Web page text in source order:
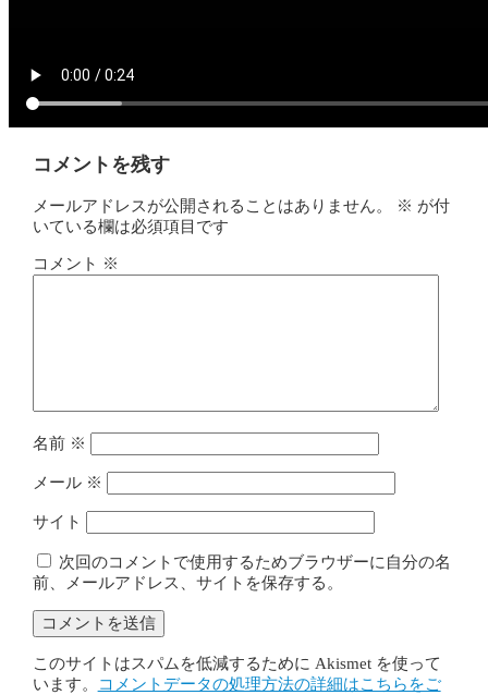
コメントを残す
メールアドレスが公開されることはありません。 ※ が付
いている欄は必須項目です
コメント ※
名前 ※
メール ※
サイト
次回のコメントで使用するためブラウザーに自分の名
前、メールアドレス、サイトを保存する。
このサイトはスパムを低減するために Akismet を使って
います。
コメントデータの処理方法の詳細はこちらをご